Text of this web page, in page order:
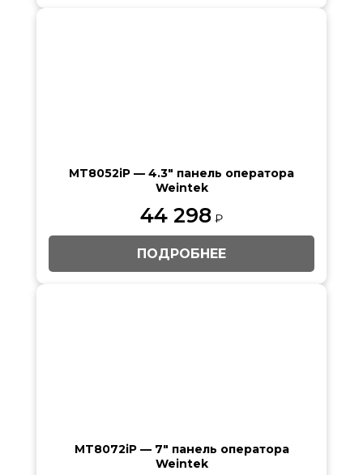
MT8052iP — 4.3″ панель оператора
Weintek
44 298 ₽
ПОДРОБНЕЕ
MT8072iP — 7″ панель оператора
Weintek